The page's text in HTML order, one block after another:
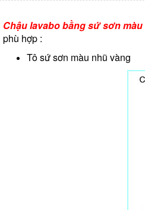
Chậu lavabo bằng sứ sơn màu
phù hợp :
Tô sứ sơn màu nhũ vàng